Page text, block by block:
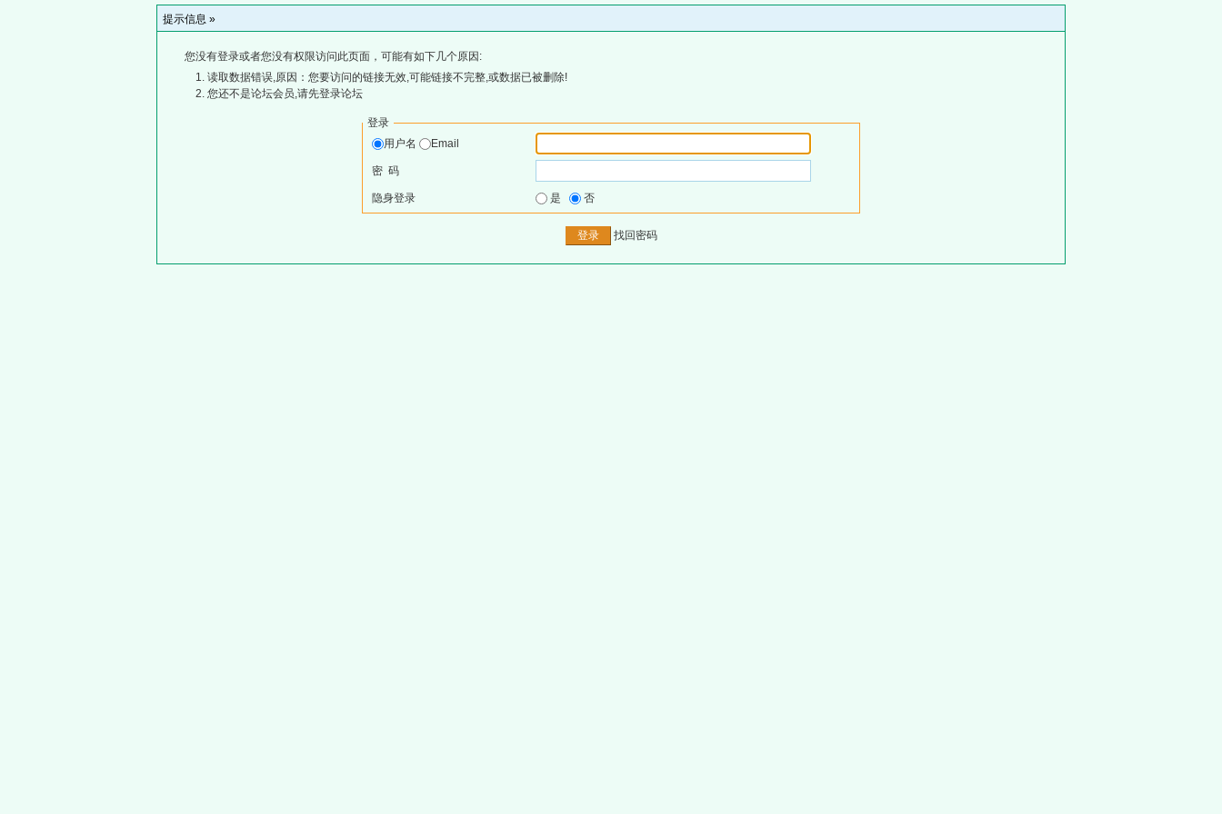
提示信息 »
您没有登录或者您没有权限访问此页面，可能有如下几个原因:
读取数据错误,原因：您要访问的链接无效,可能链接不完整,或数据已被删除!
您还不是论坛会员,请先登录论坛
登录
用户名
Email
密 码
隐身登录 是 否
找回密码